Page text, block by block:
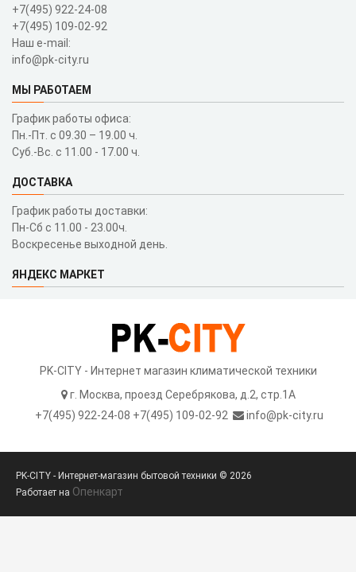
+7(495) 922-24-08
+7(495) 109-02-92
Наш e-mail:
info@pk-city.ru
МЫ РАБОТАЕМ
График работы офиса:
Пн.-Пт. с 09.30 – 19.00 ч.
Суб.-Вс. с 11.00 - 17.00 ч.
ДОСТАВКА
График работы доставки:
Пн-Сб с 11.00 - 23.00ч.
Воскресенье выходной день.
ЯНДЕКС МАРКЕТ
PK-CITY - Интернет магазин климатической техники
г. Москва, проезд Серебрякова, д.2, стр.1A
+7(495) 922-24-08 +7(495) 109-02-92
info@pk-city.ru
PK-CITY - Интернет-магазин бытовой техники © 2026
Работает на Опенкарт